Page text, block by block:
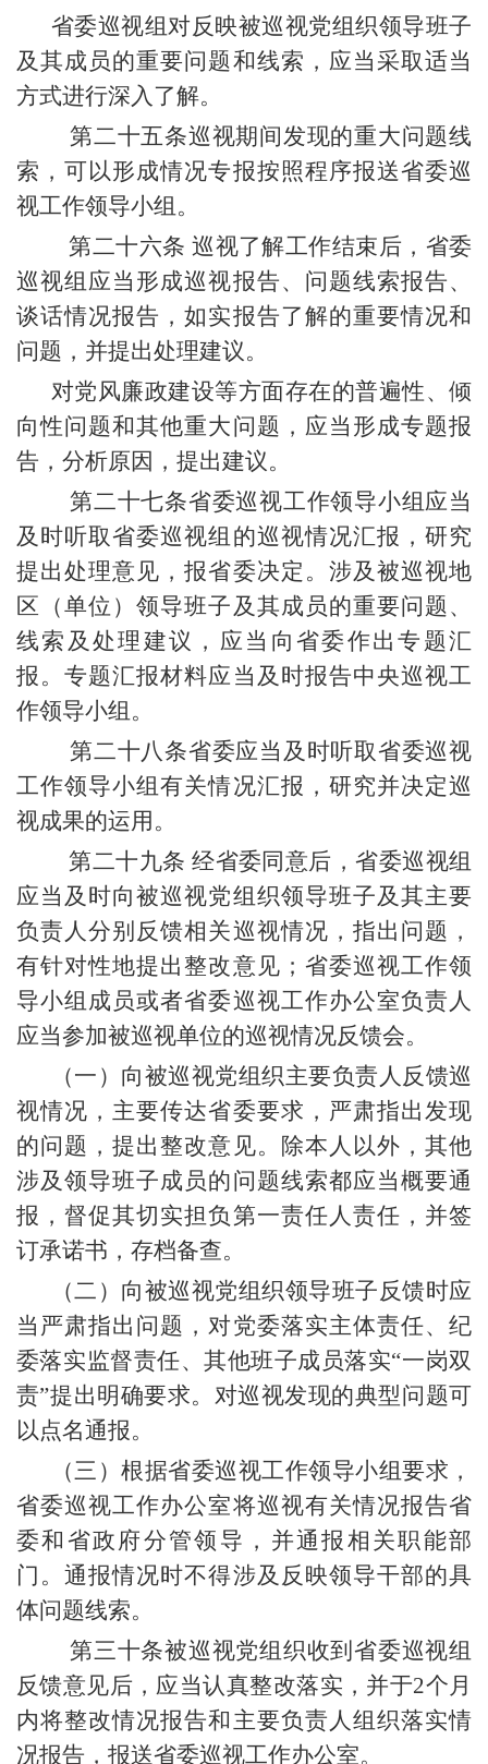
省委巡视组对反映被巡视党组织领导班子
及其成员的重要问题和线索，应当采取适当
方式进行深入了解。
第二十五条巡视期间发现的重大问题线
索，可以形成情况专报按照程序报送省委巡
视工作领导小组。
第二十六条 巡视了解工作结束后，省委
巡视组应当形成巡视报告、问题线索报告、
谈话情况报告，如实报告了解的重要情况和
问题，并提出处理建议。
对党风廉政建设等方面存在的普遍性、倾
向性问题和其他重大问题，应当形成专题报
告，分析原因，提出建议。
第二十七条省委巡视工作领导小组应当
及时听取省委巡视组的巡视情况汇报，研究
提出处理意见，报省委决定。涉及被巡视地
区（单位）领导班子及其成员的重要问题、
线索及处理建议，应当向省委作出专题汇
报。专题汇报材料应当及时报告中央巡视工
作领导小组。
第二十八条省委应当及时听取省委巡视
工作领导小组有关情况汇报，研究并决定巡
视成果的运用。
第二十九条 经省委同意后，省委巡视组
应当及时向被巡视党组织领导班子及其主要
负责人分别反馈相关巡视情况，指出问题，
有针对性地提出整改意见；省委巡视工作领
导小组成员或者省委巡视工作办公室负责人
应当参加被巡视单位的巡视情况反馈会。
（一）向被巡视党组织主要负责人反馈巡
视情况，主要传达省委要求，严肃指出发现
的问题，提出整改意见。除本人以外，其他
涉及领导班子成员的问题线索都应当概要通
报，督促其切实担负第一责任人责任，并签
订承诺书，存档备查。
（二）向被巡视党组织领导班子反馈时应
当严肃指出问题，对党委落实主体责任、纪
委落实监督责任、其他班子成员落实“一岗双
责”提出明确要求。对巡视发现的典型问题可
以点名通报。
（三）根据省委巡视工作领导小组要求，
省委巡视工作办公室将巡视有关情况报告省
委和省政府分管领导，并通报相关职能部
门。通报情况时不得涉及反映领导干部的具
体问题线索。
第三十条被巡视党组织收到省委巡视组
反馈意见后，应当认真整改落实，并于2个月
内将整改情况报告和主要负责人组织落实情
况报告，报送省委巡视工作办公室。